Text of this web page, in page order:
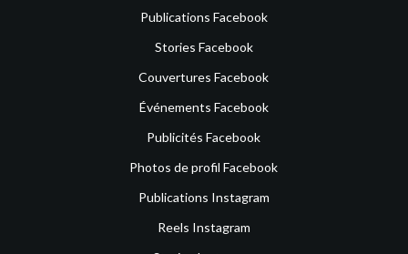
Publications Facebook
Stories Facebook
Couvertures Facebook
Événements Facebook
Publicités Facebook
Photos de profil Facebook
Publications Instagram
Reels Instagram